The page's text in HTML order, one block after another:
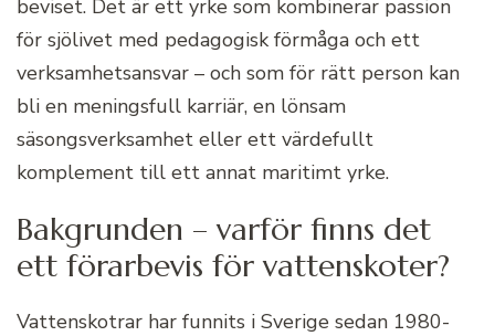
beviset. Det är ett yrke som kombinerar passion
för sjölivet med pedagogisk förmåga och ett
verksamhetsansvar – och som för rätt person kan
bli en meningsfull karriär, en lönsam
säsongsverksamhet eller ett värdefullt
komplement till ett annat maritimt yrke.
Bakgrunden – varför finns det
ett förarbevis för vattenskoter?
Vattenskotrar har funnits i Sverige sedan 1980-